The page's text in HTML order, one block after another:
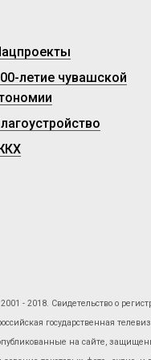
летие чувашской
- 2018. Свидетельство о
государственная
на сайте,